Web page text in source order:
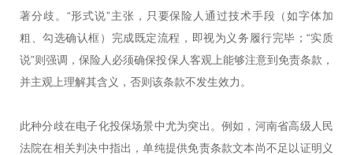
著分歧。“形式说”主张，只要保险人通过技术手段（如字体加
粗、勾选确认框）完成既定流程，即视为义务履行完毕；“实质
说”则强调，保险人必须确保投保人客观上能够注意到免责条款，
并主观上理解其含义，否则该条款不发生效力。
此种分歧在电子化投保场景中尤为突出。例如，河南省高级人民
法院在相关判决中指出，单纯提供免责条款文本尚不足以证明义